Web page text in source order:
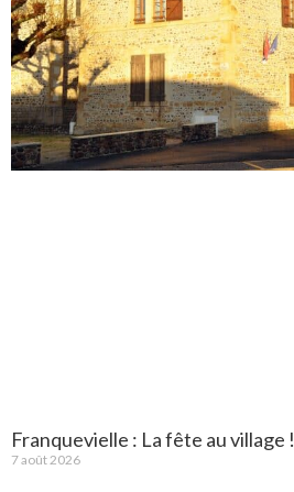
Franquevielle : La fête au village !
7 août 2026